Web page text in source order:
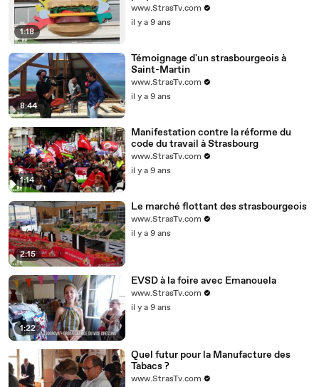
1:18
www.StrasTv.com
il y a 9 ans
8:44
Témoignage d'un strasbourgeois à
Saint-Martin
www.StrasTv.com
il y a 9 ans
1:14
Manifestation contre la réforme du
code du travail à Strasbourg
www.StrasTv.com
il y a 9 ans
2:15
Le marché flottant des strasbourgeois
www.StrasTv.com
il y a 9 ans
1:22
EVSD à la foire avec Emanouela
www.StrasTv.com
il y a 9 ans
Quel futur pour la Manufacture des
Tabacs ?
www.StrasTv.com